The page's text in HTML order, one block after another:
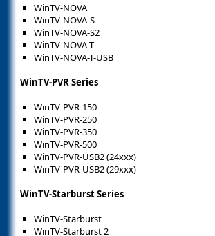
WinTV-NOVA
WinTV-NOVA-S
WinTV-NOVA-S2
WinTV-NOVA-T
WinTV-NOVA-T-USB
WinTV-PVR Series
WinTV-PVR-150
WinTV-PVR-250
WinTV-PVR-350
WinTV-PVR-500
WinTV-PVR-USB2 (24xxx)
WinTV-PVR-USB2 (29xxx)
WinTV-Starburst Series
WinTV-Starburst
WinTV-Starburst 2